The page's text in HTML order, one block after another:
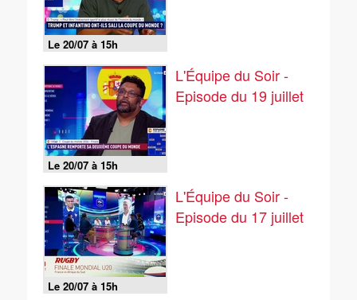
Le 20/07 à 15h
Le 20/07 à 15h
L'Équipe du Soir -
Episode du 19 juillet
Le 20/07 à 15h
L'Équipe du Soir -
Episode du 17 juillet